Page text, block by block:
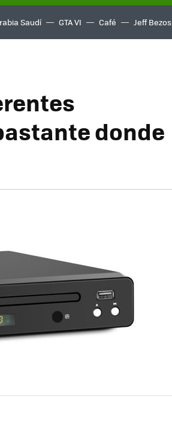
Saudí GTA VI Café Jeff Bezos
donde